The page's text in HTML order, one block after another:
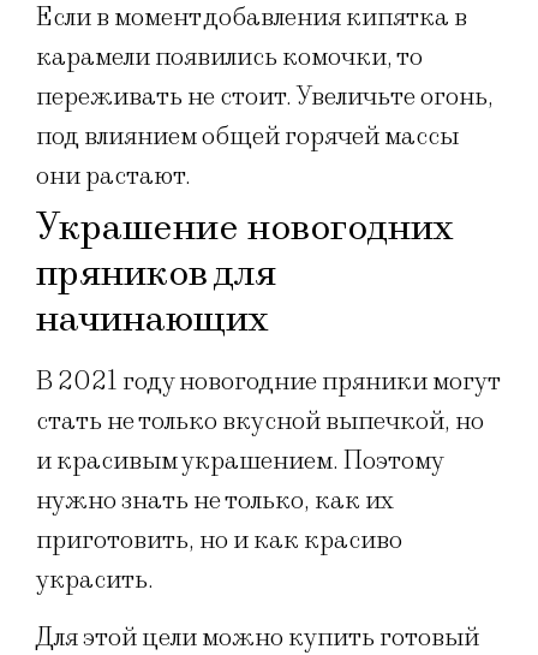
Если в момент добавления кипятка в
карамели появились комочки, то
переживать не стоит. Увеличьте огонь,
под влиянием общей горячей массы
они растают.
Украшение новогодних
пряников для
начинающих
В 2021 году новогодние пряники могут
стать не только вкусной выпечкой, но
и красивым украшением. Поэтому
нужно знать не только, как их
приготовить, но и как красиво
украсить.
Для этой цели можно купить готовый